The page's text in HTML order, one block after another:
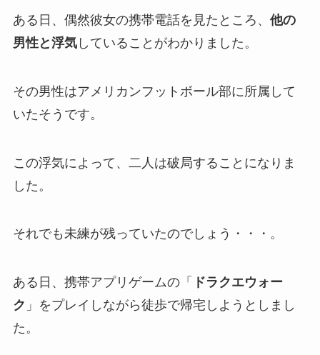
ある日、偶然彼女の携帯電話を見たところ、 他の
男性と浮気していることがわかりました。
その男性はアメリカンフットボール部に所属して
いたそうです。
この浮気によって、二人は破局することになりま
した。
それでも未練が残っていたのでしょう・・・。
ある日、携帯アプリゲームの「
ドラクエウォー
ク 」をプレイしながら徒歩で帰宅しようとしまし
た。